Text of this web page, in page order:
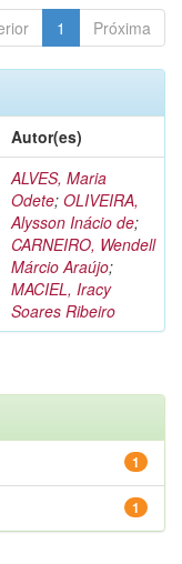
1 Próxima
Autor(es)
ALVES, Maria
Odete; OLIVEIRA,
Alysson Inácio de;
CARNEIRO, Wendell
Márcio Araújo;
MACIEL, Iracy
Soares Ribeiro
1
1